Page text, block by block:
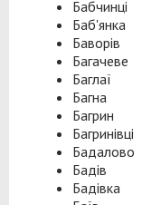
Бабчинці
Баб'янка
Баворів
Багачеве
Баглаї
Багна
Багрин
Багринівці
Бадалово
Бадів
Бадівка